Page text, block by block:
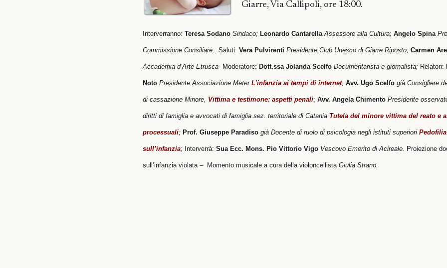
Giarre, Via Callipoli, ore 18:00.
Interverranno: Teresa Sodano Sindaco; Leonardo Cantarella Assessore alla Cultura; Angelo Spina
Commissione Consiliare. Saluti: Vera Pulvirenti Presidente Club Unesco di Giarre Riposto; Carmen
Accademia d’Arte Etrusca Moderatore: Dott.ssa Jolanda Scelfo Documentarista e giornalista; Relatori:
Noto Presidente Associazione Meter L’infanzia ai tempi di internet; Avv. Ugo Scelfo già Consigliere
di cassazione Minore, Vittima e testimone: aspetti penali; Avv. Angela Chimento Presidente
diritti di famiglia e avvocati di famiglia sez. territoriale di Catania Tutela del minore vittima del reato e
processuali; Prof. Giuseppe Paradiso già Docente di ruolo di psicologia negli istituti superiori
sull’infanzia; Interverrà: Sua Ecc. Mons. Pio Vittorio Vigo Vescovo Emerito di Acireale. Proiezione
sull’infanzia violata – Momento musicale a cura della violoncellista Giulia Strano.